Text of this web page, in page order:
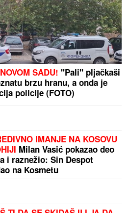
SADU! "Pali" pljačkaši
brzu hranu, a onda je
policije (FOTO)
IMANJE NA KOSOVU
Milan Vasić pokazao deo
i raznežio: Sin Despot
na Kosmetu